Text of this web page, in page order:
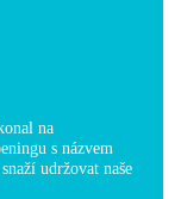
na
s názvem
udržovat naše